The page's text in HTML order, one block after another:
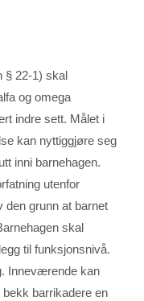
§ 22-1) skal
og omega
indre sett. Målet i
kan nyttiggjøre seg
inni barnehagen.
utenfor
den grunn at barnet
skal
til funksjonsnivå.
Inneværende kan
barrikadere en